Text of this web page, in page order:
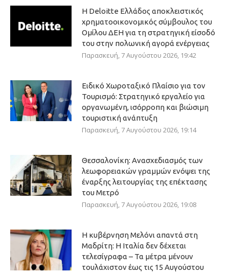
Η Deloitte Ελλάδος αποκλειστικός
χρηματοοικονομικός σύμβουλος του
Ομίλου ΔΕΗ για τη στρατηγική είσοδό
του στην πολωνική αγορά ενέργειας
Παρασκευή, 7 Αυγούστου 2026, 19:42
Ειδικό Χωροταξικό Πλαίσιο για τον
Τουρισμό: Στρατηγικό εργαλείο για
οργανωμένη, ισόρροπη και βιώσιμη
τουριστική ανάπτυξη
Παρασκευή, 7 Αυγούστου 2026, 19:14
Θεσσαλονίκη: Ανασχεδιασμός των
λεωφορειακών γραμμών ενόψει της
έναρξης λειτουργίας της επέκτασης
του Μετρό
Παρασκευή, 7 Αυγούστου 2026, 19:08
Η κυβέρνηση Μελόνι απαντά στη
Μαδρίτη: Η Ιταλία δεν δέχεται
τελεσίγραφα – Τα μέτρα μένουν
τουλάχιστον έως τις 15 Αυγούστου